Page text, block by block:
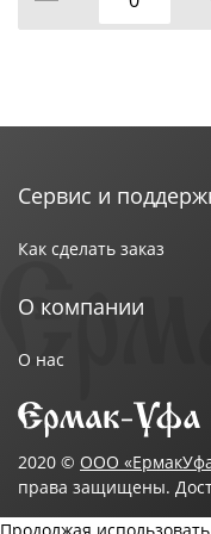
Сервис и
Как сделать заказ
О компании
О нас
2020 © ООО
права защищены.